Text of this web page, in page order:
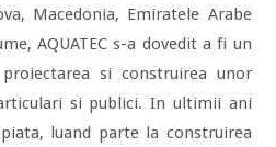
Macedonia, Emiratele Arabe
AQUATEC s-a dovedit a fi un
si construirea unor
si publici. In ultimii ani
luand parte la construirea